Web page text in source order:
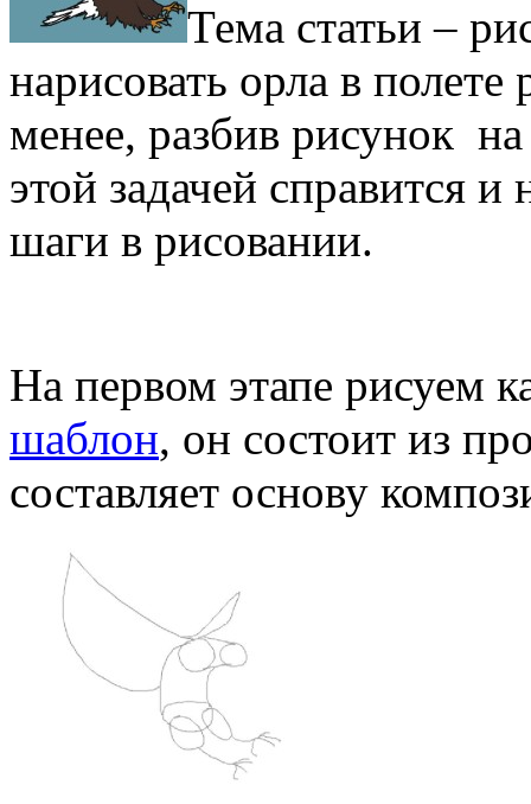
Тема статьи –
нарисовать орла в
менее, разбив рисунок
этой задачей справится
шаги в рисовании.
На первом этапе рисуем
шаблон, он состоит из
составляет основу